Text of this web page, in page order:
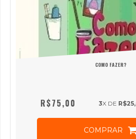
COMO FAZER?
R$75,00 3X DE
COMPRAR